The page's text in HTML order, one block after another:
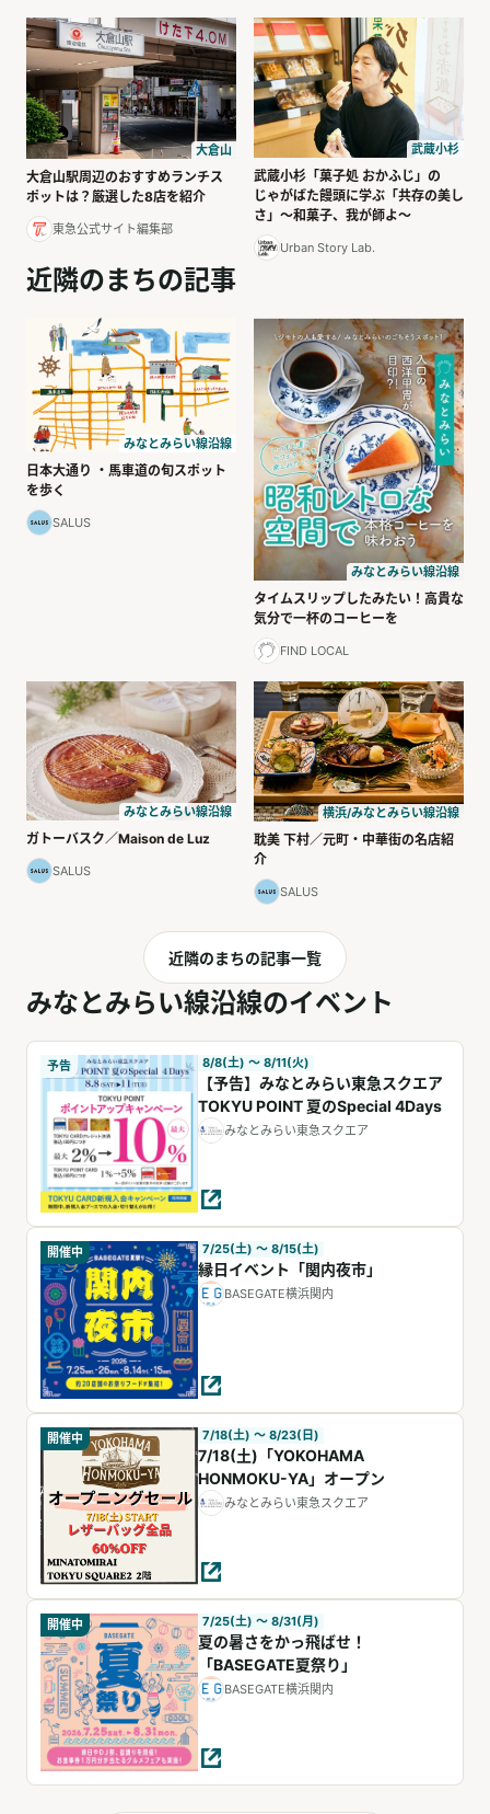
大倉山
大倉山駅周辺のおすすめランチス
ポットは？厳選した8店を紹介
東急公式サイト編集部
武蔵小杉
武蔵小杉「菓子処 おかふじ」の
じゃがばた饅頭に学ぶ「共存の美し
さ」〜和菓子、我が師よ〜
Urban Story Lab.
近隣のまちの記事
みなとみらい線沿線
日本大通り ・馬車道の旬スポット
を歩く
SALUS
みなとみらい線沿線
タイムスリップしたみたい！高貴な
気分で一杯のコーヒーを
FIND LOCAL
みなとみらい線沿線
ガトーバスク／Maison de Luz
SALUS
横浜/みなとみらい線沿線
耽美 下村／元町・中華街の名店紹
介
SALUS
近隣のまちの記事一覧
みなとみらい線沿線のイベント
予告 8/8(土) 〜 8/11(火)
【予告】みなとみらい東急スクエア
TOKYU POINT 夏のSpecial 4Days
みなとみらい東急スクエア
開催中 7/25(土) 〜 8/15(土)
縁日イベント「関内夜市」
BASEGATE横浜関内
開催中 7/18(土) 〜 8/23(日)
7/18(土)「YOKOHAMA
HONMOKU-YA」オープン
みなとみらい東急スクエア
開催中 7/25(土) 〜 8/31(月)
夏の暑さをかっ飛ばせ！
「BASEGATE夏祭り」
BASEGATE横浜関内